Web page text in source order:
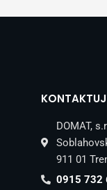
DOMAT,
911 01
0915 732